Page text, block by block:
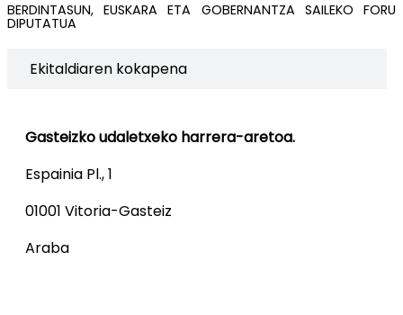
BERDINTASUN, EUSKARA ETA GOBERNANTZA SAILEKO FORU
DIPUTATUA
Ekitaldiaren kokapena
Gasteizko udaletxeko harrera-aretoa.
Espainia Pl., 1
01001 Vitoria-Gasteiz
Araba